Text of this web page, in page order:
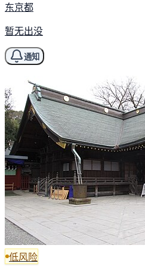
东京都
暂无出没
通知
低风险